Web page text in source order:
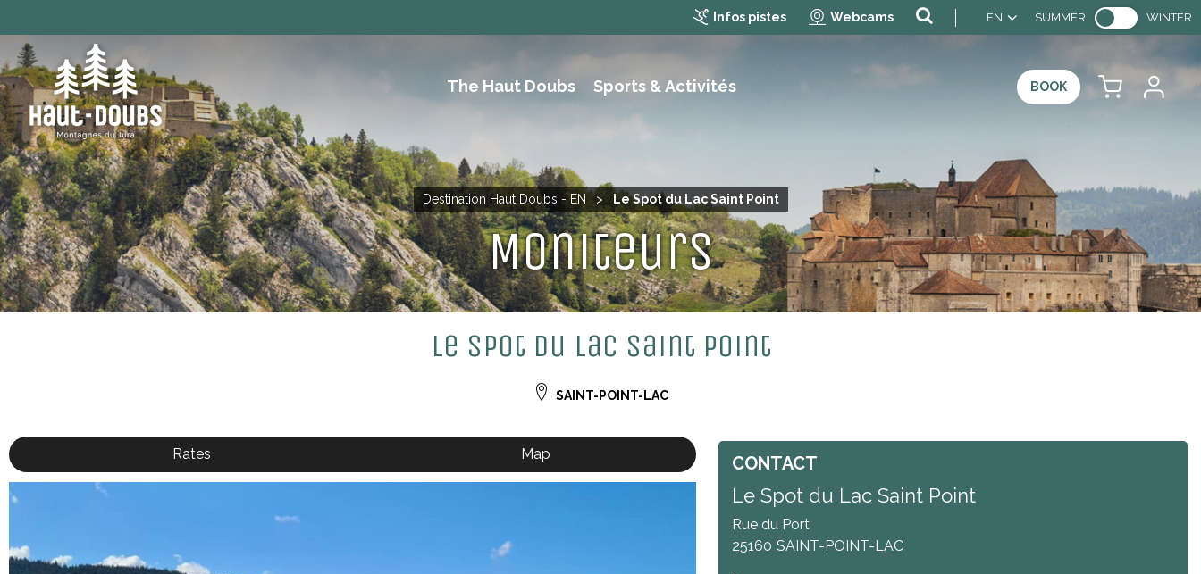
Infos pistes Webcams EN SUMMER WINTER
The Haut Doubs Sports & Activités BOOK
Destination Haut Doubs - EN > Le Spot du Lac Saint Point
Moniteurs
Le Spot du Lac Saint Point
SAINT-POINT-LAC
Rates Map CONTACT
Le Spot du Lac Saint Point
Rue du Port
25160 SAINT-POINT-LAC